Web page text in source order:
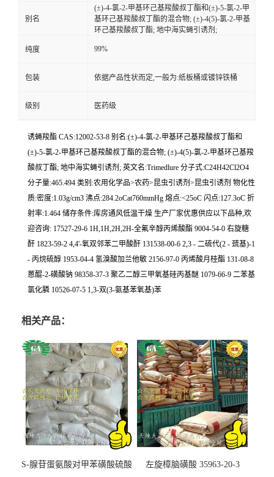
别名
(±)-4-氯-2-甲基环己基羧酸叔丁酯和(±)-5-氯-2-甲
基环己基羧酸叔丁酯的混合物; (±)-4(5)-氯-2-甲基
环己基羧酸叔丁酯; 地中海实蝇引诱剂;
纯度 99%
包装 依据产品性状而定,一般为:纸板桶或镀锌铁桶
级别 医药级
诱蝇羧酯 CAS:12002-53-8 别名:(±)-4-氯-2-甲基环己基羧酸叔丁酯和
(±)-5-氯-2-甲基环己基羧酸叔丁酯的混合物; (±)-4(5)-氯-2-甲基环己基羧
酸叔丁酯; 地中海实蝇引诱剂; 英文名:Trimedlure 分子式:C24H42Cl2O4
分子量:465.494 类别:农用化学品>农药>昆虫引诱剂>昆虫引诱剂 物化性
质:密度:1.03g/cm3 沸点:284.2oCat760mmHg 熔点:<25oC 闪点:127.3oC 折
射率:1.464 储存条件:库房通风低温干燥 生产厂家优惠供应以下品种,欢
迎咨询: 17527-29-6 1H,1H,2H,2H-全氟辛醇丙烯酸酯 9004-54-0 右旋糖
酐 1823-59-2 4,4'-氧双邻苯二甲酸酐 131538-00-6 2,3 - 二硫代(2 - 巯基)-1
- 丙烷硫醇 1953-04-4 氢溴酸加兰他敏 2156-97-0 丙烯酸月桂酯 131-08-8
蒽醌-2-磺酸钠 98358-37-3 聚乙二醇三甲氧基硅丙基醚 1079-66-9 二苯基
氯化膦 10526-07-5 1,3-双(3-氨基苯氧基)苯
相关产品：
S-腺苷蛋氨酸对甲苯磺酸硫酸
左旋樟脑磺酸 35963-20-3